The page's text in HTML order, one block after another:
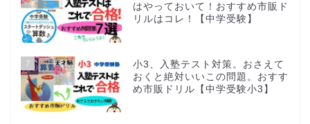
はやっておいて！おすすめ市販ド
リルはコレ！【中学受験】
7
小3、入塾テスト対策。おさえて
おくと絶対いいこの問題。おすす
め市販ドリル【中学受験小3】